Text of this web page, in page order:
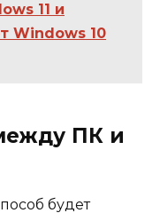
11 и
Windows 10
ПК и
будет